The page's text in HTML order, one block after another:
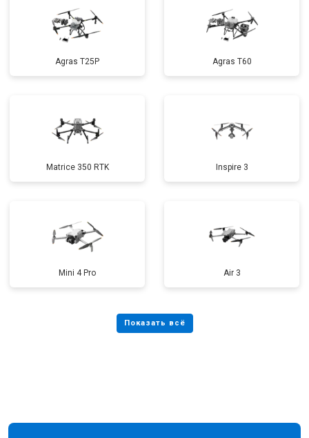
Agras T25P Agras T60
Matrice 350 RTK Inspire 3
Mini 4 Pro Air 3